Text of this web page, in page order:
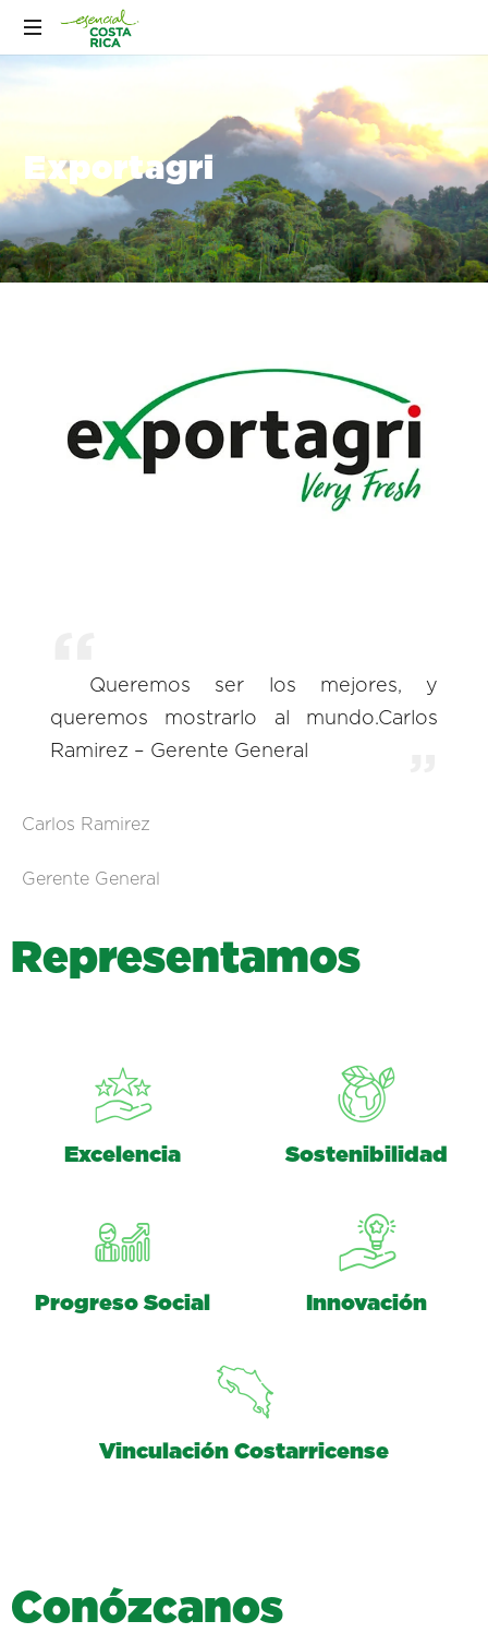
Exportagri
Queremos ser los mejores, y
queremos mostrarlo al mundo.Carlos
Ramirez – Gerente General
Carlos Ramirez
Gerente General
Representamos
Excelencia Sostenibilidad
Progreso Social Innovación
Vinculación Costarricense
Conózcanos